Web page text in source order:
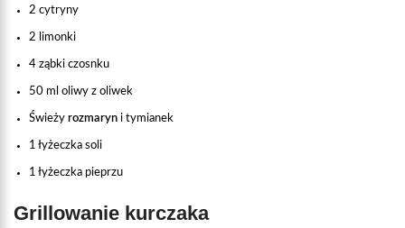
2 cytryny
2 limonki
4 ząbki czosnku
50 ml oliwy z oliwek
Świeży rozmaryn i tymianek
1 łyżeczka soli
1 łyżeczka pieprzu
Grillowanie kurczaka